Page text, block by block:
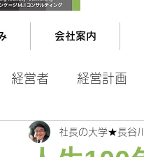
会社案内
経営者 経営計画
ネジメント 営業ツー
社長の大学★長谷